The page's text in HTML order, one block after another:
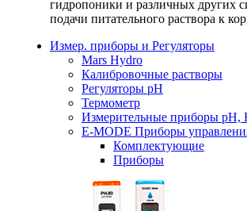
гидропоники и различных других
подачи питательного раствора к
Измер. приборы и Регуляторы
Mars Hydro
Калибровочные растворы
Регуляторы рН
Термометр
Измерительные приборы pH,
E-MODE Приборы
Комплектующие
Приборы